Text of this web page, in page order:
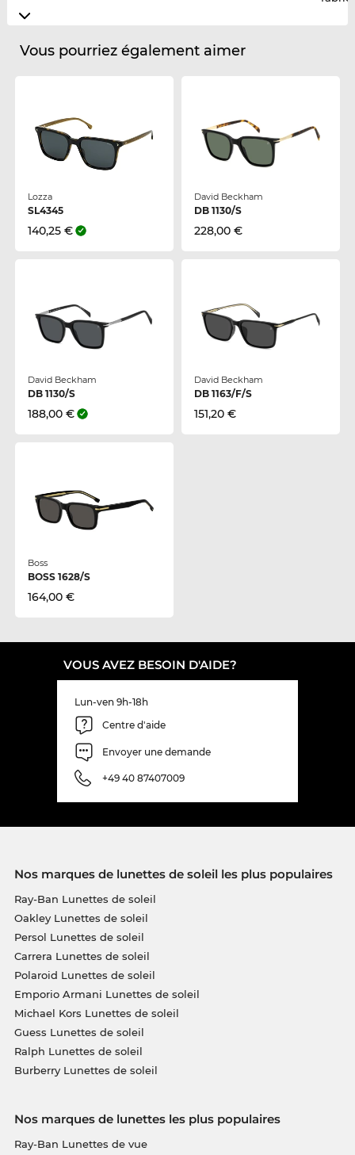
Vous pourriez également aimer
Lozza
SL4345
140,25 €
David Beckham
DB 1130/S
228,00 €
David Beckham
DB 1130/S
188,00 €
David Beckham
DB 1163/F/S
151,20 €
Boss
BOSS 1628/S
164,00 €
VOUS AVEZ BESOIN D'AIDE?
Lun-ven 9h-18h
Centre d'aide
Envoyer une demande
+49 40 87407009
Nos marques de lunettes de soleil les plus populaires
Ray-Ban Lunettes de soleil
Oakley Lunettes de soleil
Persol Lunettes de soleil
Carrera Lunettes de soleil
Polaroid Lunettes de soleil
Emporio Armani Lunettes de soleil
Michael Kors Lunettes de soleil
Guess Lunettes de soleil
Ralph Lunettes de soleil
Burberry Lunettes de soleil
Nos marques de lunettes les plus populaires
Ray-Ban Lunettes de vue